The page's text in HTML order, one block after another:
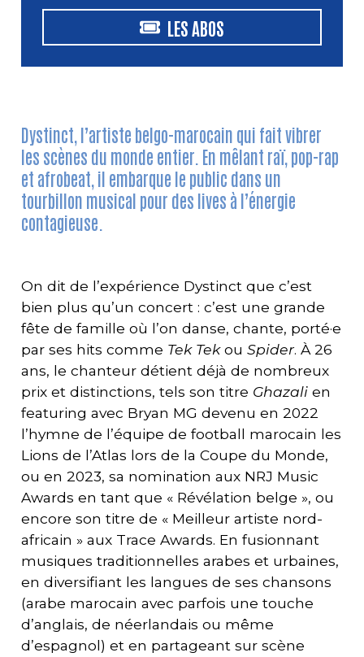
Dystinct, l’artiste belgo-marocain qui fait vibrer
les scènes du monde entier. En mêlant raï, pop-rap
et afrobeat, il embarque le public dans un
tourbillon musical pour des lives à l’énergie
contagieuse.
On dit de l’expérience Dystinct que c’est
bien plus qu’un concert : c’est une grande
fête de famille où l’on danse, chante, porté·e
par ses hits comme Tek TekouSpider. À 26
ans, le chanteur détient déjà de nombreux
prix et distinctions, tels son titre Ghazali en
featuring avec Bryan MG devenu en 2022
l’hymne de l’équipe de football marocain les
Lions de l’Atlas lors de la Coupe du Monde,
ou en 2023, sa nomination aux NRJ Music
Awards en tant que « Révélation belge », ou
encore son titre de « Meilleur artiste nord-
africain » aux Trace Awards. En fusionnant
musiques traditionnelles arabes et urbaines,
en diversifiant les langues de ses chansons
(arabe marocain avec parfois une touche
d’anglais, de néerlandais ou même
d’espagnol) et en partageant sur scène
LES ABOS